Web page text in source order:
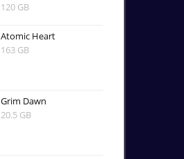
120 GB
Atomic Heart
163 GB
Grim Dawn
20.5 GB